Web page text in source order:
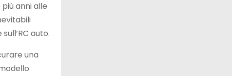
anni alle
auto.
una